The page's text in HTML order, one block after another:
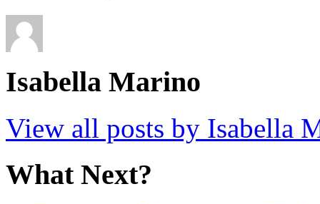
Isabella Marino
View all posts by Isabella
What Next?